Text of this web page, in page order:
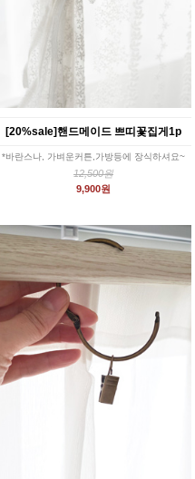
[20%sale]핸드메이드 쁘띠꽃집게1p
*바란스나, 가벼운커튼,가방등에 장식하셔요~
12,500원
9,900원